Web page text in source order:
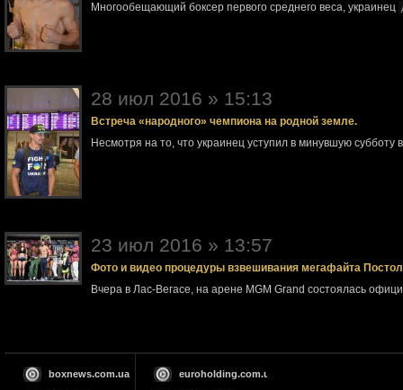
Многообещающий боксер первого среднего веса, украинец
28 июл 2016 » 15:13
Встреча «народного» чемпиона на родной земле.
Несмотря на то, что украинец уступил в минувшую субботу
23 июл 2016 » 13:57
Фото и видео процедуры взвешивания мегафайта
Вчера в Лас-Вегасе, на арене MGM Grand состоялась
boxnews.com.ua euroholding.com.ua